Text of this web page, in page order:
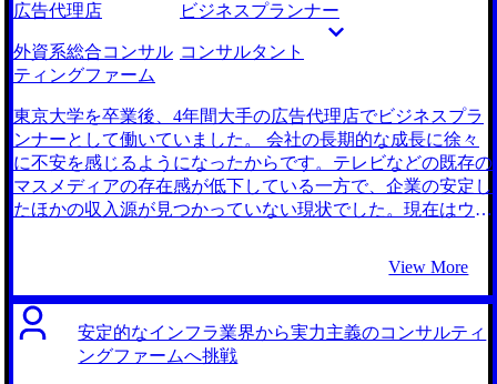
広告代理店 ビジネスプランナー
外資系総合コンサル
ティングファーム
コンサルタント
東京大学を卒業後、4年間大手の広告代理店でビジネスプラ
ンナーとして働いていました。 会社の長期的な成長に徐々
に不安を感じるようになったからです。テレビなどの既存の
マスメディアの存在感が低下している一方で、企業の安定し
たほかの収入源が見つかっていない現状でした。現在はウェ
入源とはいえませんでした。 そのため、私自身、会社とと
もに効率よく成長していける仕事をしたいと考えるようにな
り、転職を視野に入れ始めました。 コンサルタントとして
働いている大学の同期の話を聞いて、コンサルタントも面白
View More
安定的なインフラ業界から実力主義のコンサルティ
ングファームへ挑戦